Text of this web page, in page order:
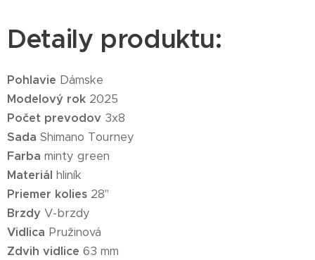
Detaily produktu:
Pohlavie Dámske
Modelový rok 2025
Počet prevodov 3x8
Sada Shimano Tourney
Farba minty green
Materiál hliník
Priemer kolies 28"
Brzdy V-brzdy
Vidlica Pružinová
Zdvih vidlice 63 mm